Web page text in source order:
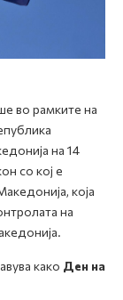
во рамките на
на 14
со кој е
која
на
како Ден на